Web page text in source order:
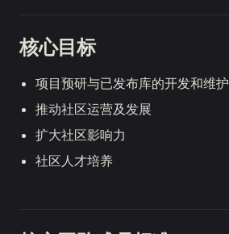
核心目标
项目预研与已发布库的开发和维护
推动社区运营及发展
扩大社区影响力
社区人才培养